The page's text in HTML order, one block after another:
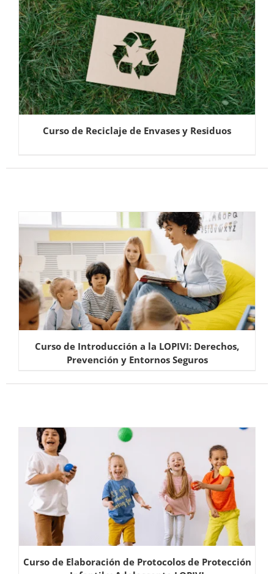
Curso de Reciclaje de Envases y Residuos
Curso de Introducción a la LOPIVI: Derechos,
Prevención y Entornos Seguros
Curso de Elaboración de Protocolos de Protección